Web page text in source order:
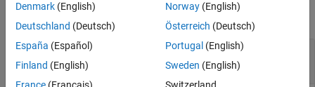
obj—Tire data
tireData array oftireData
Denmark (English)
Deutschland (Deutsch)
España (Español)
Finland (English)
Norway(English)
Österreich (Deutsch)
Portugal (English)
Sweden (English)